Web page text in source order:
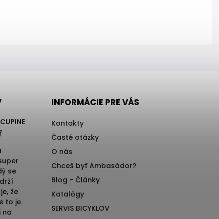
se
že
to je
na
INFORMÁCIE PRE VÁS
Kontakty
Časté otázky
O nás
Chceš byť Ambasádor?
Blog - Články
Katalógy
SERVIS BICYKLOV